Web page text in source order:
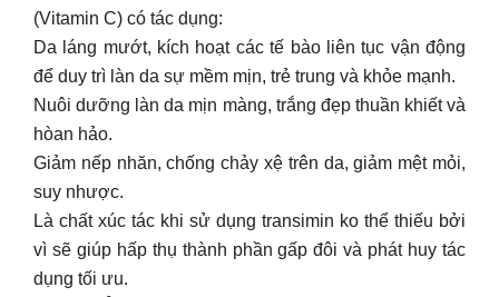
(Vitamin C) có tác dụng:
Da láng mướt, kích hoạt các tế bào liên tục vận động
để duy trì làn da sự mềm mịn, trẻ trung và khỏe mạnh.
Nuôi dưỡng làn da mịn màng, trắng đẹp thuần khiết và
hòan hảo.
Giảm nếp nhăn, chống chảy xệ trên da, giảm mệt mỏi,
suy nhược.
Là chất xúc tác khi sử dụng transimin ko thể thiếu bởi
vì sẽ giúp hấp thụ thành phần gấp đôi và phát huy tác
dụng tối ưu.